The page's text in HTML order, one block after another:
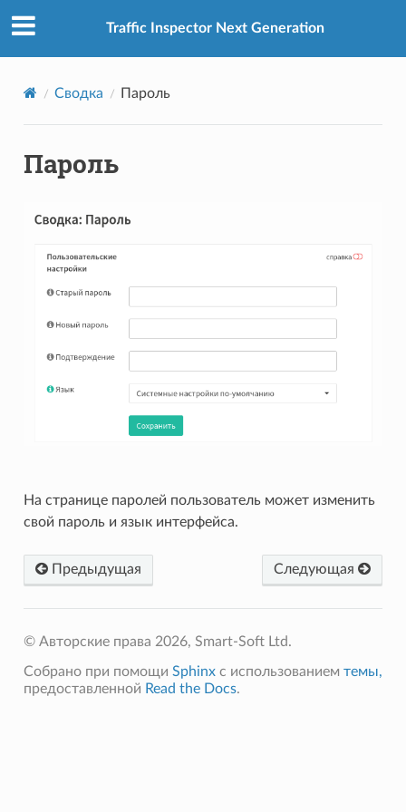
Traffic Inspector Next Generation
Сводка Пароль
Пароль
На странице паролей пользователь может изменить
свой пароль и язык интерфейса.
Предыдущая Следующая
© Авторские права 2026, Smart-Soft Ltd.
Собрано при помощи Sphinxс использованием темы,
предоставленной Read the Docs.